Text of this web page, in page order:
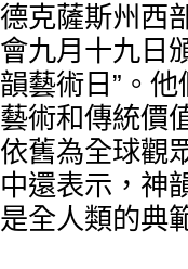
德克薩斯州西
會九月十九日
韻藝術日”。
藝術和傳統價
依舊為全球觀
中還表示，神
是全人類的典